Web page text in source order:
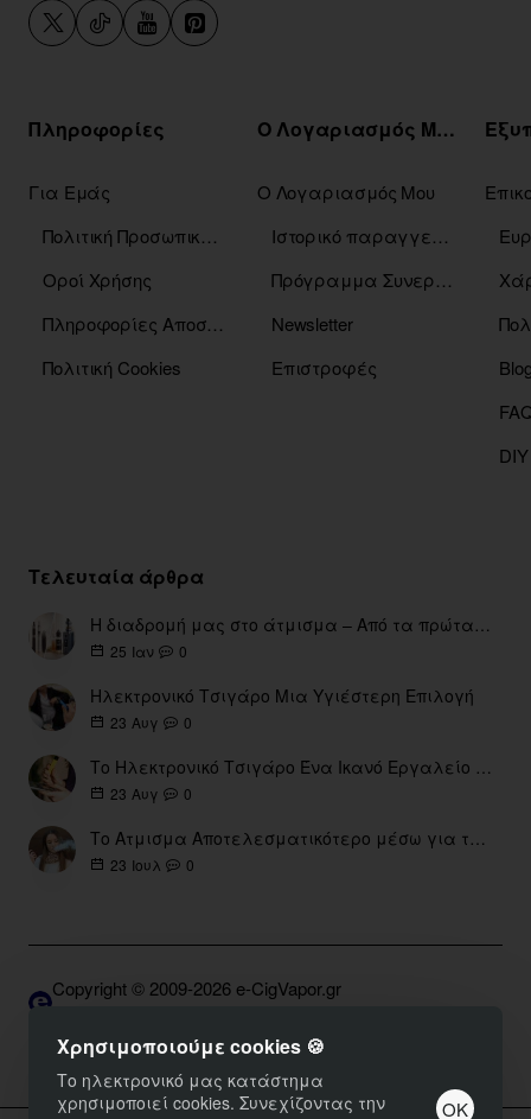
Χρησιμοποιούμε cookies 🍪
Το ηλεκτρονικό μας κατάστημα
χρησιμοποιεί cookies. Συνεχίζοντας την
ΟΚ
Πληροφορίες
Για Εμάς
Πολιτική Προσωπικών Δεδομένων
Οροί Χρήσης
Πληροφορίες Αποστόλης
Πολιτική Cookies
Ο Λογαριασμός Μου
Ο Λογαριασμός Μου
Ιστορικό παραγγελιών
Πρόγραμμα Συνεργατών
Newsletter
Επιστροφές
Τελευταία άρθρα
Η διαδρομή μας στο άτμισμα – Από τα πρώτα eGo έως τη σύγχρονη εποχή
25 Ιαν 0
Ηλεκτρονικό Τσιγάρο Μια Υγιέστερη Επιλογή
23 Αυγ 0
Το Ηλεκτρονικό Τσιγάρο Ένα Ικανό Εργαλείο για τη Διακοπή του Καπνίσματος
23 Αυγ 0
Το Ατμισμα Αποτελεσματικότερο μέσω για την διακοπή Καπνίσματος
23 Ιουλ 0
Copyright © 2009-2026 e-CigVapor.gr